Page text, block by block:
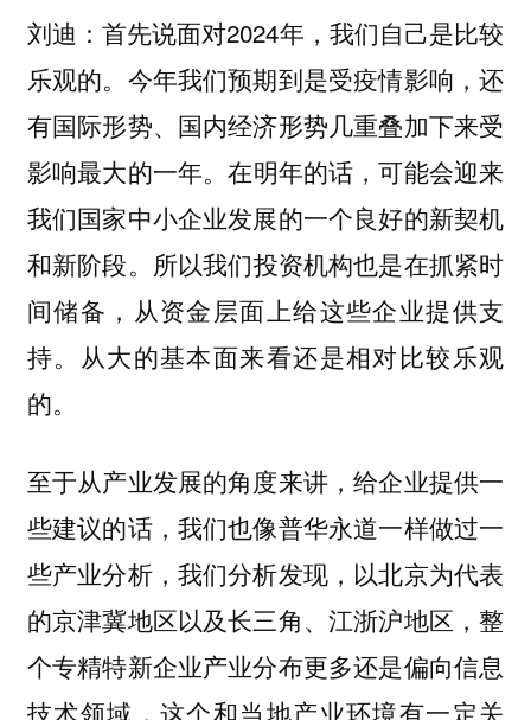
刘迪：首先说面对2024年，我们自己是比较
乐观的。今年我们预期到是受疫情影响，还
有国际形势、国内经济形势几重叠加下来受
影响最大的一年。在明年的话，可能会迎来
我们国家中小企业发展的一个良好的新契机
和新阶段。 所以我们投资机构也是在抓紧时
间储备，从资金层面上给这些企业提供支
持。从大的基本面来看还是相对比较乐观
的。
至于从产业发展的角度来讲，给企业提供一
些建议的话，我们也像普华永道一样做过一
些产业分析，我们分析发现，以北京为代表
的京津冀地区以及长三角、江浙沪地区，整
个专精特新企业产业分布更多还是偏向信息
技术领域，这个和当地产业环境有一定关